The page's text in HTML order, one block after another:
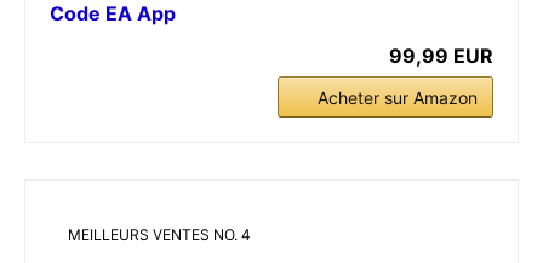
Code EA App
99,99 EUR
Acheter sur Amazon
MEILLEURS VENTES NO. 4